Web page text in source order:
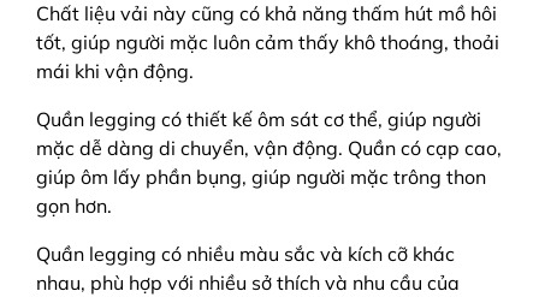
Chất liệu vải này cũng có khả năng thấm hút mồ hôi
tốt, giúp người mặc luôn cảm thấy khô thoáng, thoải
mái khi vận động.
Quần legging có thiết kế ôm sát cơ thể, giúp người
mặc dễ dàng di chuyển, vận động. Quần có cạp cao,
giúp ôm lấy phần bụng, giúp người mặc trông thon
gọn hơn.
Quần legging có nhiều màu sắc và kích cỡ khác
nhau, phù hợp với nhiều sở thích và nhu cầu của